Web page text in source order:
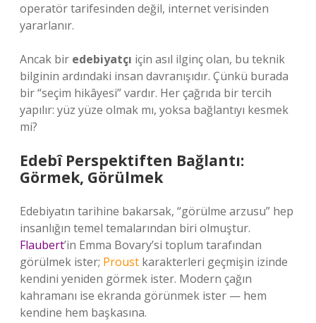
operatör tarifesinden değil, internet verisinden
yararlanır.
Ancak bir edebiyatçı için asıl ilginç olan, bu teknik
bilginin ardındaki insan davranışıdır. Çünkü burada
bir “seçim hikâyesi” vardır. Her çağrıda bir tercih
yapılır: yüz yüze olmak mı, yoksa bağlantıyı kesmek
mi?
Edebî Perspektiften Bağlantı:
Görmek, Görülmek
Edebiyatın tarihine bakarsak, “görülme arzusu” hep
insanlığın temel temalarından biri olmuştur.
Flaubert’in Emma Bovary’si toplum tarafından
görülmek ister; Proust karakterleri geçmişin izinde
kendini yeniden görmek ister. Modern çağın
kahramanı ise ekranda görünmek ister — hem
kendine hem başkasına.